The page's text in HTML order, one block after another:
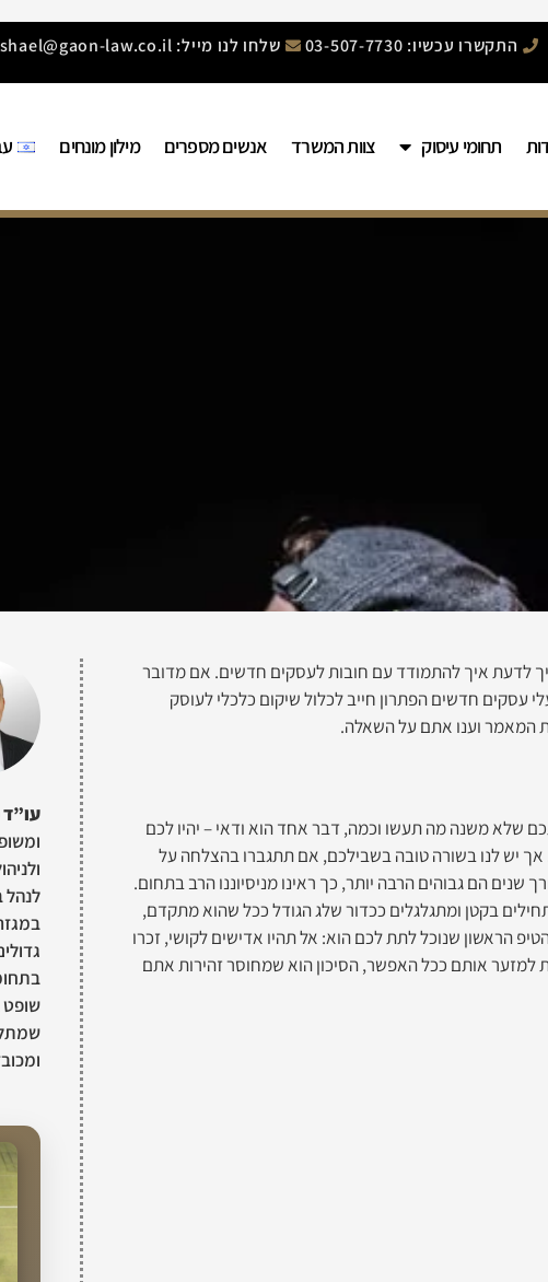
התקשרו עכשיו: 03-507-7730 שלחו לנו מייל: mishael@gaon-law.co.il
תחומי עיסוק צוות המשרד אנשים מספרים מילון מונחים
לדעת איך להתמודד עם חובות לעסקים חדשים. אם מדובר
עסקים חדשים הפתרון חייב לכלול שיקום כלכלי לעוסק
המאמר וענו אתם על השאלה.
שלא משנה מה תעשו וכמה, דבר אחד הוא ודאי – יהיו לכם
אך יש לנו בשורה טובה בשבילכם, אם תתגברו בהצלחה על
שנים הם גבוהים הרבה יותר, כך ראינו מניסיוננו הרב בתחום.
בקטן ומתגלגלים ככדור שלג הגודל ככל שהוא מתקדם,
הראשון שנוכל לתת לכם הוא: אל תהיו אדישים לקושי, זכרו
למזער אותם ככל האפשר, הסיכון הוא שמחוסר זהירות אתם
לנהל
שופט